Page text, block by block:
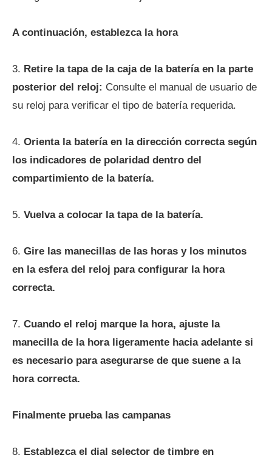
A continuación, establezca la hora
3. Retire la tapa de la caja de la batería en la parte
posterior del reloj: Consulte el manual de usuario de
su reloj para verificar el tipo de batería requerida.
4. Orienta la batería en la dirección correcta según
los indicadores de polaridad dentro del
compartimiento de la batería.
5. Vuelva a colocar la tapa de la batería.
6. Gire las manecillas de las horas y los minutos
en la esfera del reloj para configurar la hora
correcta.
7. Cuando el reloj marque la hora, ajuste la
manecilla de la hora ligeramente hacia adelante si
es necesario para asegurarse de que suene a la
hora correcta.
Finalmente prueba las campanas
8. Establezca el dial selector de timbre en